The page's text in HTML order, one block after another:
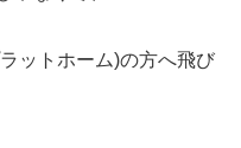
ットホーム)の方へ飛び